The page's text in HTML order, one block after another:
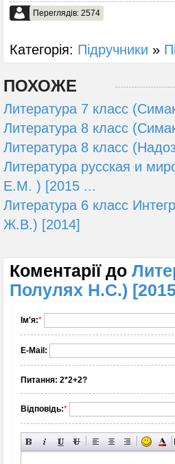
Переглядів: 2574
Категорія: Підручники »
ПОХОЖЕ
Литература 7 класс
Литература 8 класс
Литература 8 класс
Литература русская и
Е.М. ) [2015 ...
Литература 6 класс
Ж.В.) [2014]
Коментарії до
Полулях Н.С.)
Ім'я:*
E-Mail:
Питання: 2*2+2?
Відповідь:*